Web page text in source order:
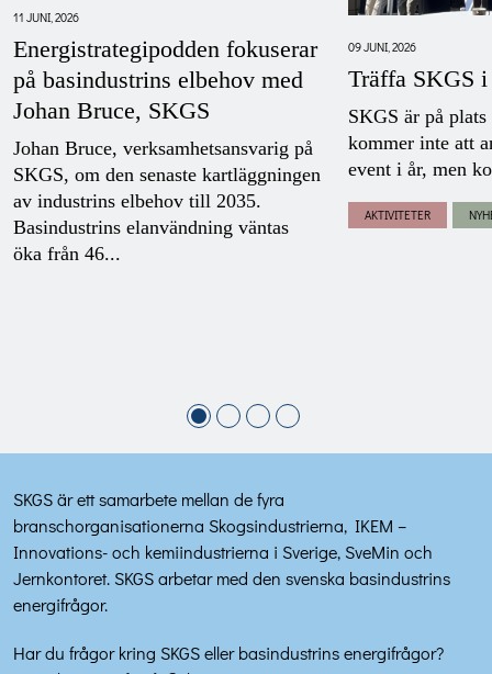
11 JUNI, 2026
Energistrategipodden fokuserar
på basindustrins elbehov med
Johan Bruce, SKGS
Johan Bruce, verksamhetsansvarig på
SKGS, om den senaste kartläggningen
av industrins elbehov till 2035.
Basindustrins elanvändning väntas
öka från 46...
09 JUNI, 2026
Träffa SKGS
SKGS är på
kommer inte att
event i år, men
AKTIVITETER
SKGS är ett samarbete mellan de fyra
branschorganisationerna Skogsindustrierna, IKEM –
Innovations- och kemiindustrierna i Sverige, SveMin och
Jernkontoret. SKGS arbetar med den svenska basindustrins
energifrågor.
Har du frågor kring SKGS eller basindustrins energifrågor?